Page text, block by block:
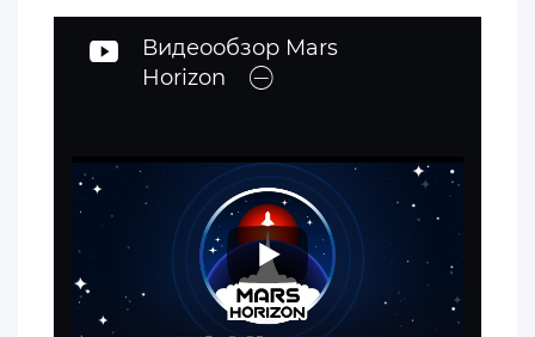
Видеообзор Mars
Horizon